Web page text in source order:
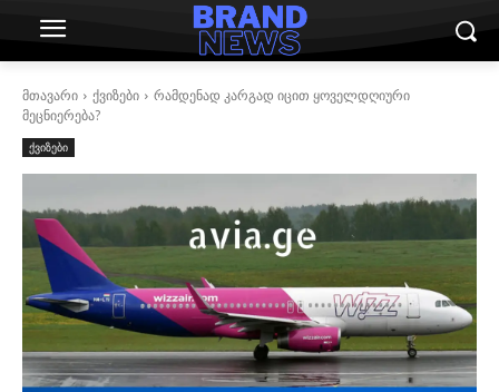
მთავარი ქვიზები
რამდენად კარგად იცით ყოველდღიური
მეცნიერება?
ქვიზები